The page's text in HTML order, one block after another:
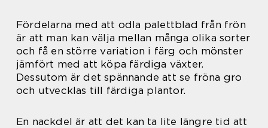
Fördelarna med att odla palettblad från frön
är att man kan välja mellan många olika sorter
och få en större variation i färg och mönster
jämfört med att köpa färdiga växter.
Dessutom är det spännande att se fröna gro
och utvecklas till färdiga plantor.
En nackdel är att det kan ta lite längre tid att